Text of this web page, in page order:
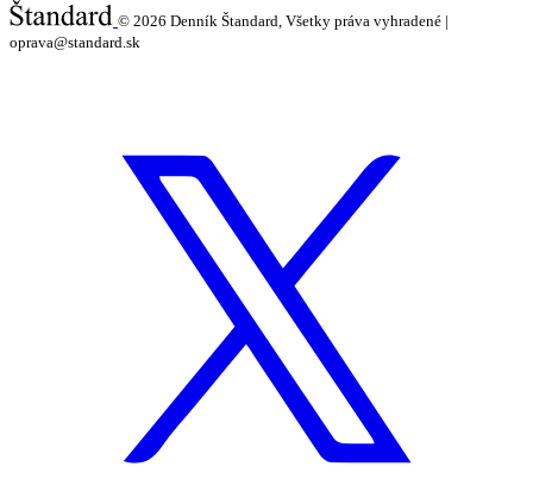
© 2026 Denník Štandard, Všetky práva vyhradené |
oprava@standard.sk